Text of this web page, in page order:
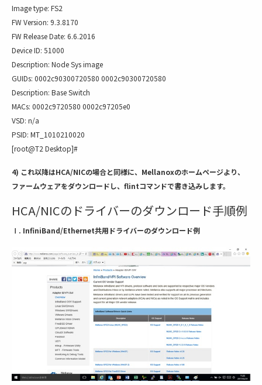
Image type: FS2
FW Version: 9.3.8170
FW Release Date: 6.6.2016
Device ID: 51000
Description: Node Sys image
GUIDs: 0002c90300720580 0002c90300720580
Description: Base Switch
MACs: 0002c9720580 0002c97205e0
VSD: n/a
PSID: MT_1010210020
[root@T2 Desktop]#
4) これ以降はHCA/NICの場合と同様に、Mellanoxのホームページより、
ファームウェアをダウンロードし、flintコマンドで書き込みします。
HCA/NICのドライバーのダウンロード手順例
Ⅰ. InfiniBand/Ethernet共用ドライバーのダウンロード例